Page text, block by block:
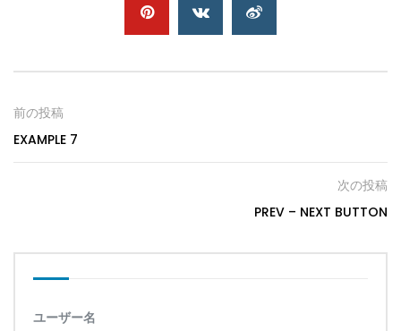
前の投稿
EXAMPLE 7
次の投稿
PREV – NEXT BUTTON
ユーザー名